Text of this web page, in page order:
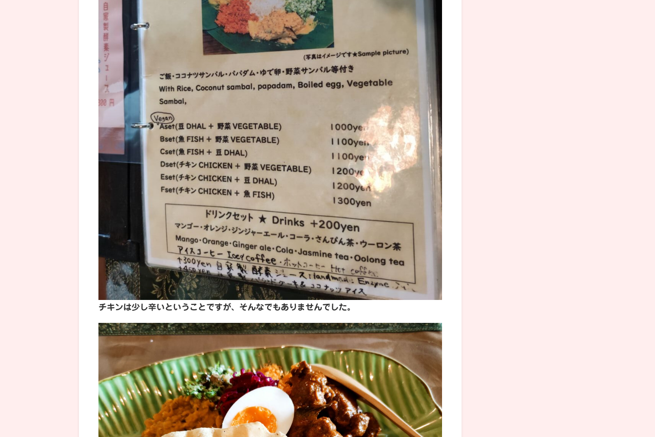
チキンは少し辛いということですが、そんなでもありませんでした。